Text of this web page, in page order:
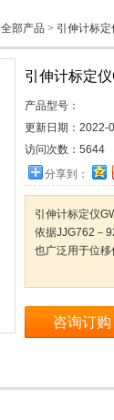
全部产品 > 引伸计标定
引伸计标定
产品型号：
更新日期： 2022-
访问次数： 5644
分享到：
引伸计标定仪
依据JJG762－
也广泛用于位移
咨询订购